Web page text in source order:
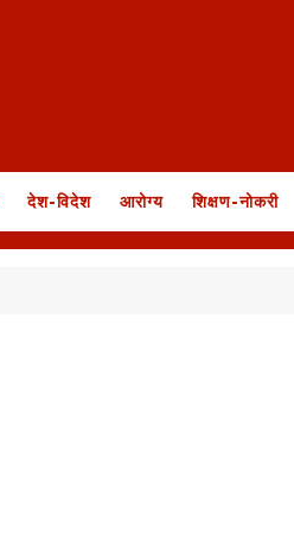
देश-विदेश आरोग्य शिक्षण-नोकरी